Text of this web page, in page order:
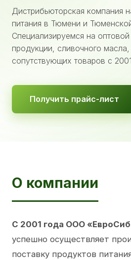
Дистрибьюторская компания
питания в Тюмени и
Специализируемся на
продукции, сливочного
сопутствующих товаров с
Получить прайс-лист
О компании
С 2001 года ООО
успешно осуществляет
поставку продуктов